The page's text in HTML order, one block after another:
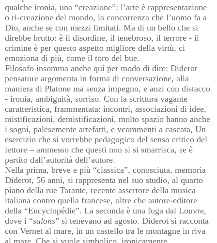
qualche ironia, una “creazione”: l’arte è rappresentazione
o ri-creazione del mondo, la concorrenza che l’uomo fa a
Dio, anche se con mezzi limitati. Ma di un bello che si
direbbe brutto: è il disordine, il tenebroso, il terrore - il
crimine è per questo aspetto migliore della virtù, ci
emoziona di più, come il toro del bue.
Filosofo insomma anche qui per modo di dire: Diderot
pensatore argomenta in forma di conversazione, alla
maniera di Platone ma senza impegno, e anzi con distacco
- ironia, ambiguità, sorriso. Con la scrittura vagante
caratteristica, frammentata: incontri, associazioni di idee,
mistificazioni, demistificazioni, molto spazio hanno anche
i sogni, palesemente artefatti, e vcommenti a cascata, Un
esercizio che si vorrebbe pedagogico del senso critico del
lettore – ammesso che questi non si si smarrisca, se è
partito dall’autorità dell’autore.
Nella prima, breve e più “classica”, conosciuta, memoria
Diderot, 56 anni, si rappresenta nel suo studio, al quarto
piano della rue Tarante, recente assertore della musica
italiana contro quella francese, oltre che autore-editore
della “Encyclopédie”. La seconda è una fuga dal Louvre,
dove i “salons” si tenevano ad agosto. Diderot si racconta
con Vernet al mare, in un castello tra le montagne in riva